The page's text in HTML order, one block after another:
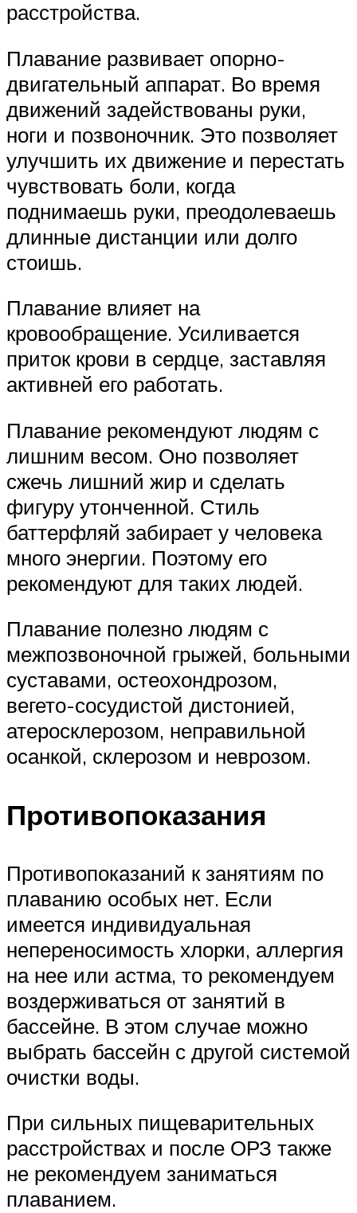
расстройства.
Плавание развивает опорно-
двигательный аппарат. Во время
движений задействованы руки,
ноги и позвоночник. Это позволяет
улучшить их движение и перестать
чувствовать боли, когда
поднимаешь руки, преодолеваешь
длинные дистанции или долго
стоишь.
Плавание влияет на
кровообращение. Усиливается
приток крови в сердце, заставляя
активней его работать.
Плавание рекомендуют людям с
лишним весом. Оно позволяет
сжечь лишний жир и сделать
фигуру утонченной. Стиль
баттерфляй забирает у человека
много энергии. Поэтому его
рекомендуют для таких людей.
Плавание полезно людям с
межпозвоночной грыжей, больными
суставами, остеохондрозом,
вегето-сосудистой дистонией,
атеросклерозом, неправильной
осанкой, склерозом и неврозом.
Противопоказания
Противопоказаний к занятиям по
плаванию особых нет. Если
имеется индивидуальная
непереносимость хлорки, аллергия
на нее или астма, то рекомендуем
воздерживаться от занятий в
бассейне. В этом случае можно
выбрать бассейн с другой системой
очистки воды.
При сильных пищеварительных
расстройствах и после ОРЗ также
не рекомендуем заниматься
плаванием.